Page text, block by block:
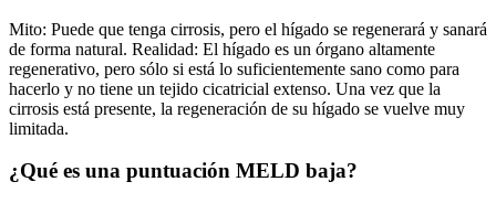
Mito: Puede que tenga cirrosis, pero el hígado se regenerará y sanará
de forma natural. Realidad: El hígado es un órgano altamente
regenerativo, pero sólo si está lo suficientemente sano como para
hacerlo y no tiene un tejido cicatricial extenso. Una vez que la
cirrosis está presente, la regeneración de su hígado se vuelve muy
limitada.
¿Qué es una puntuación MELD baja?